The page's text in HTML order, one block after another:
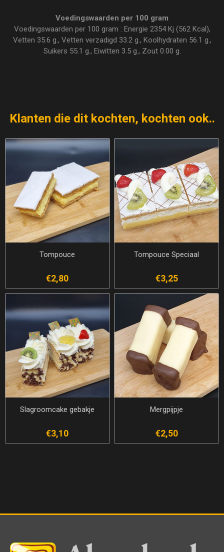
Voedingswaarden per 100 gram
Voedingswaarden per 100 gram : Energie 2354 Kj (562 Kcal),
Vetten 35.6 g., Vetten verzadigd 33.2 g., Koolhydraten 56.1 g.,
Suikers 55.1 g., Eiwitten 3.5 g., Zout 0.00 g.
Klanten die dit kochten, kochten ook..
Tompouce
€2,80
Tompouce Speciaal
€3,25
Slagroomcake gebakje
€3,10
Mergpijpje
€2,50